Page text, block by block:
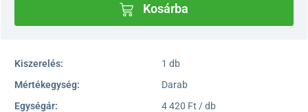
Kosárba
Kiszerelés:
1 db
Mértékegység:
Darab
Egységár:
4 420 Ft / db